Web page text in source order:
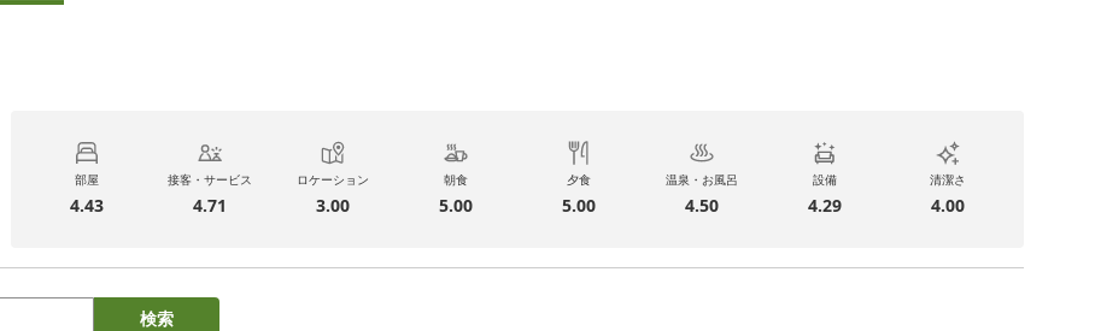
部屋
4.43
接客・サービス
4.71
ロケーション
3.00
朝食
5.00
夕食
5.00
温泉・お風呂
4.50
設備
4.29
清潔さ
4.00
検索